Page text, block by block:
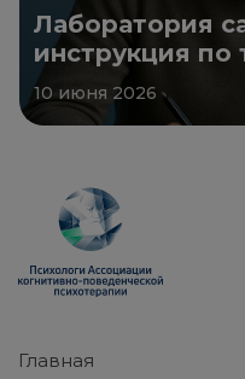
Лаборатория
инструкция по
безопасности
10 июня 2026
Главная